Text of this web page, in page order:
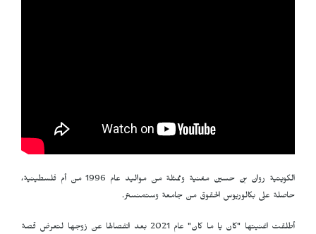
الكويتية روان بن حسين مغنية وممثلة من مواليد عام 1996 من أم فلسطينية،
حاصلة على بكالوريوس الحقوق من جامعة وستمنستر.
أطلقت اغنيتها "كان يا ما كان" عام 2021 بعد انفصالها عن زوجها لتعرض قصة